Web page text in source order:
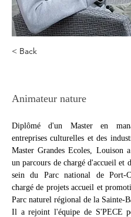
< Back
Animateur nature
Diplômé d'un Master en
entreprises culturelles et des
Master Grandes Ecoles, Louison
un parcours de chargé d'accueil et
sein du Parc national de Port-
chargé de projets accueil et
Parc naturel régional de la Sainte-
Il a rejoint l'équipe de S'PECE